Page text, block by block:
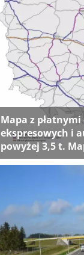
Mapa z
ekspresowych i
powyżej 3,5 t.